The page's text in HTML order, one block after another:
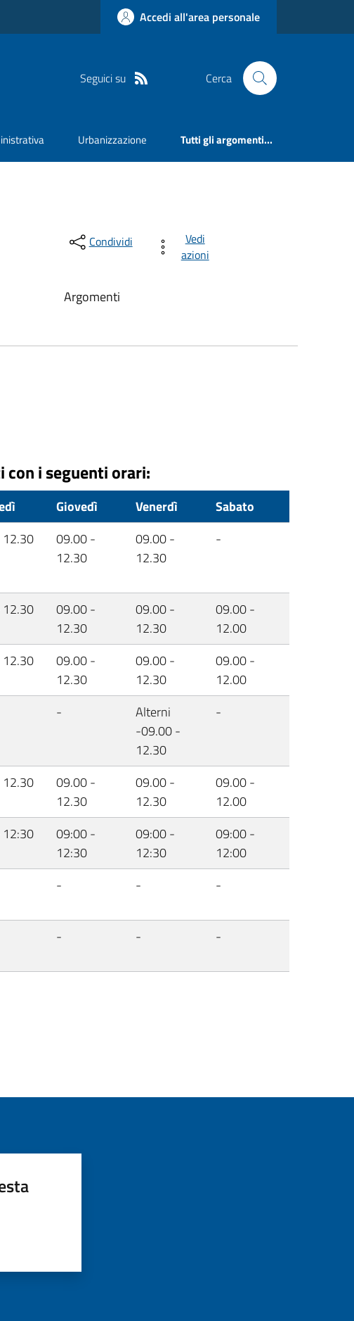
Accedi all'area personale
Seguici su Cerca
Urbanizzazione Tutti gli argomenti...
Condividi
Vedi
azioni
Argomenti
i seguenti orari:
Giovedì Venerdì
Sabato
09.00 -
12.30
09.00 -
12.30
-
09.00 -
12.30
09.00 -
12.30
09.00 -
12.00
09.00 -
12.30
09.00 -
12.30
09.00 -
12.00
-
Alterni
-09.00 -
12.30
-
09.00 -
12.30
09.00 -
12.30
09.00 -
12.00
09:00 -
12:30
09:00 -
12:30
09:00 -
12:00
- - -
- - -